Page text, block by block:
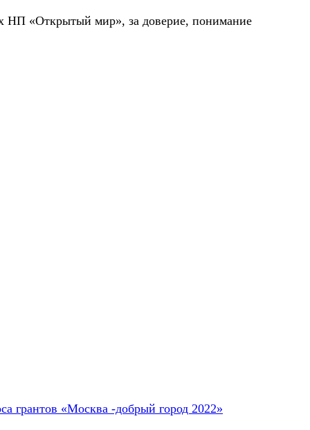
НП «Открытый мир», за доверие, понимание
грантов «Москва -добрый город 2022»